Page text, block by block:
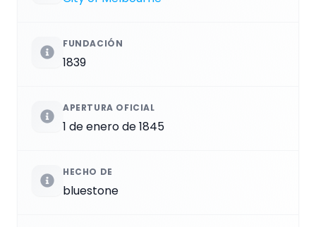
FUNDACIÓN
1839
APERTURA OFICIAL
1 de enero de 1845
HECHO DE
bluestone